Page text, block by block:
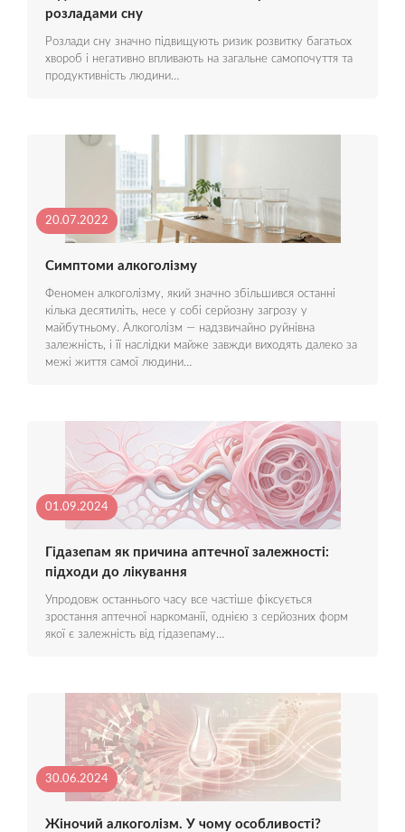
розладами сну
Розлади сну значно підвищують ризик розвитку багатьох
хвороб і негативно впливають на загальне самопочуття та
продуктивність людини…
20.07.2022
Симптоми алкоголізму
Феномен алкоголізму, який значно збільшився останні
кілька десятиліть, несе у собі серйозну загрозу у
майбутньому. Алкоголізм — надзвичайно руйнівна
залежність, і її наслідки майже завжди виходять далеко за
межі життя самої людини…
01.09.2024
Гідазепам як причина аптечної залежності:
підходи до лікування
Упродовж останнього часу все частіше фіксується
зростання аптечної наркоманії, однією з серйозних форм
якої є залежність від гідазепаму…
30.06.2024
Жіночий алкоголізм. У чому особливості?